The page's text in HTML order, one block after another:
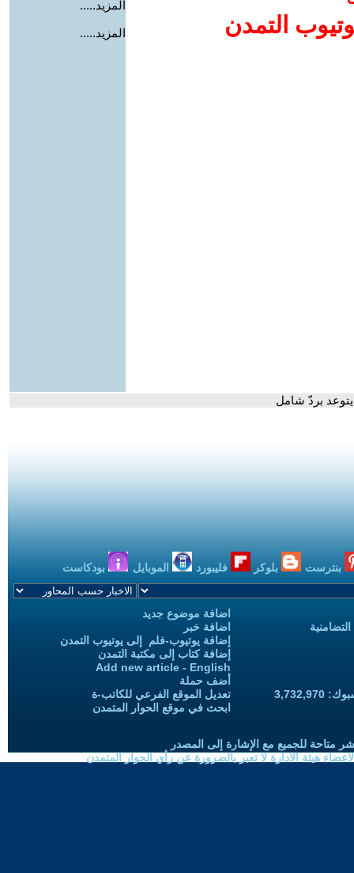
التمدن
المزيد.....
المزيد.....
بردّ شامل
بنترست بلوكر فليبورد الموبايل بودكاست
اضافة موضوع جديد
اضافة خبر
إضافة يوتيوب-فلم إلى يوتيوب التمدن
إضافة كتاب إلى مكتبة التمدن
Add new article - English
أضف حملة
تعديل الموقع الفرعي للكاتب-ة
ابحث في موقع الحوار المتمدن
متاحة للجميع مع الإشارة إلى المصدر
هيئة الادارة لا تعبر بالضرورة عن رأي الحوار المتمدن